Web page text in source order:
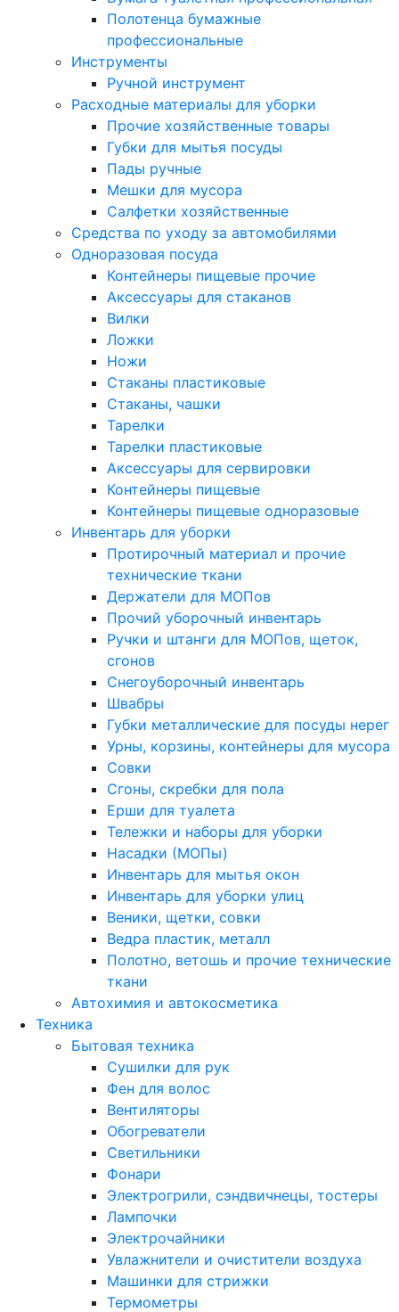
Полотенца бумажные
профессиональные
Инструменты
Ручной инструмент
Расходные материалы для уборки
Прочие хозяйственные товары
Губки для мытья посуды
Пады ручные
Мешки для мусора
Салфетки хозяйственные
Средства по уходу за автомобилями
Одноразовая посуда
Контейнеры пищевые прочие
Аксессуары для стаканов
Вилки
Ложки
Ножи
Стаканы пластиковые
Стаканы, чашки
Тарелки
Тарелки пластиковые
Аксессуары для сервировки
Контейнеры пищевые
Контейнеры пищевые одноразовые
Инвентарь для уборки
Протирочный материал и прочие
технические ткани
Держатели для МОПов
Прочий уборочный инвентарь
Ручки и штанги для МОПов, щеток,
сгонов
Снегоуборочный инвентарь
Швабры
Губки металлические для посуды нерег
Урны, корзины, контейнеры для мусора
Совки
Сгоны, скребки для пола
Ерши для туалета
Тележки и наборы для уборки
Насадки (МОПы)
Инвентарь для мытья окон
Инвентарь для уборки улиц
Веники, щетки, совки
Ведра пластик, металл
Полотно, ветошь и прочие технические
ткани
Автохимия и автокосметика
Техника
Бытовая техника
Сушилки для рук
Фен для волос
Вентиляторы
Обогреватели
Светильники
Фонари
Электрогрили, сэндвичнецы, тостеры
Лампочки
Электрочайники
Увлажнители и очистители воздуха
Машинки для стрижки
Термометры